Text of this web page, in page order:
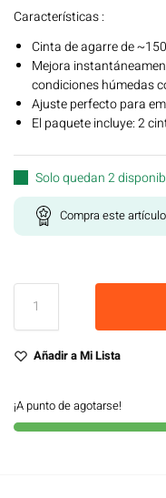
Características :
Cinta de agarre de
Mejora
condiciones húmedas
Ajuste perfecto para
El paquete incluye: 2
Solo quedan 2
Compra este
Añadir a Mi Lista
¡A punto de agotarse!